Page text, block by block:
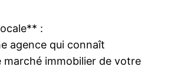
:
agence qui connaît
immobilier de votre